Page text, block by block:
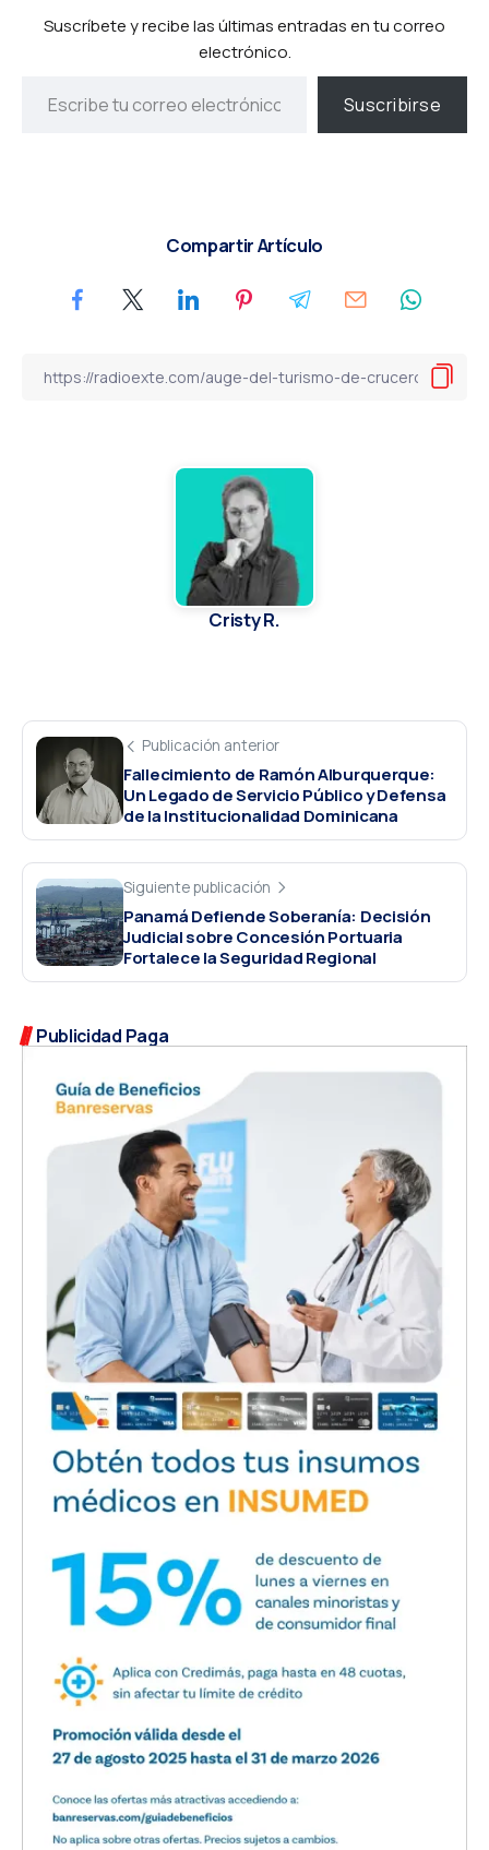
Suscríbete y recibe las últimas entradas en tu correo
electrónico.
Suscribirse
Compartir Artículo
Cristy R.
Publicación anterior
Fallecimiento de Ramón Alburquerque:
Un Legado de Servicio Público y Defensa
de la Institucionalidad Dominicana
Siguiente publicación
Panamá Defiende Soberanía: Decisión
Judicial sobre Concesión Portuaria
Fortalece la Seguridad Regional
Publicidad Paga